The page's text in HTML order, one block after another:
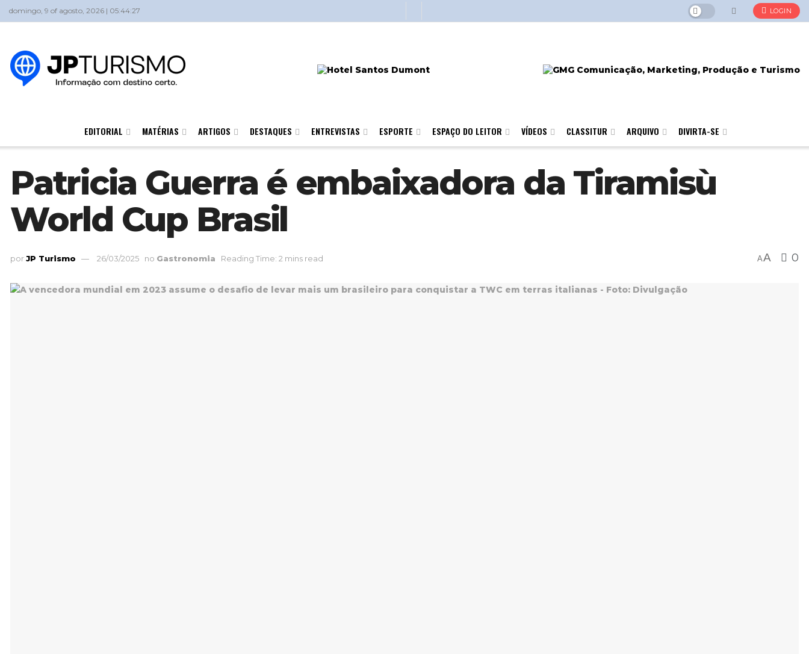
domingo, 9 of agosto, 2026 | 05:44:27 LOGIN
EDITORIAL MATÉRIAS ARTIGOS DESTAQUES ENTREVISTAS ESPORTE ESPAÇO DO LEITOR VÍDEOS CLASSITUR ARQUIVO DIVIRTA-SE
Patricia Guerra é embaixadora da Tiramisù
World Cup Brasil
porJP Turismo 26/03/2025 no Gastronomia Reading Time: 2 mins read AA 0